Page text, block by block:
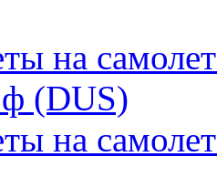
на
(DUS)
на